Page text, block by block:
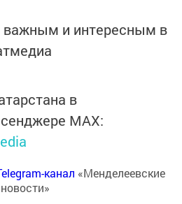
и интересным в
в
MАХ:
канал «Менделеевские
новости»